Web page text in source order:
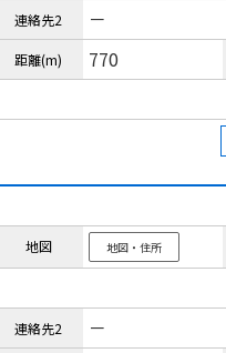
連絡先2 －
距離(m) 770
地図 地図・住所
連絡先2 －